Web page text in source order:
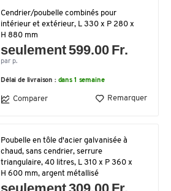
Cendrier/poubelle combinés pour
intérieur et extérieur, L 330 x P 280 x
H 880 mm
seulement 599.00 Fr.
par p.
Délai de livraison : dans 1 semaine
Comparer Remarquer
Poubelle en tôle d'acier galvanisée à
chaud, sans cendrier, serrure
triangulaire, 40 litres, L 310 x P 360 x
H 600 mm, argent métallisé